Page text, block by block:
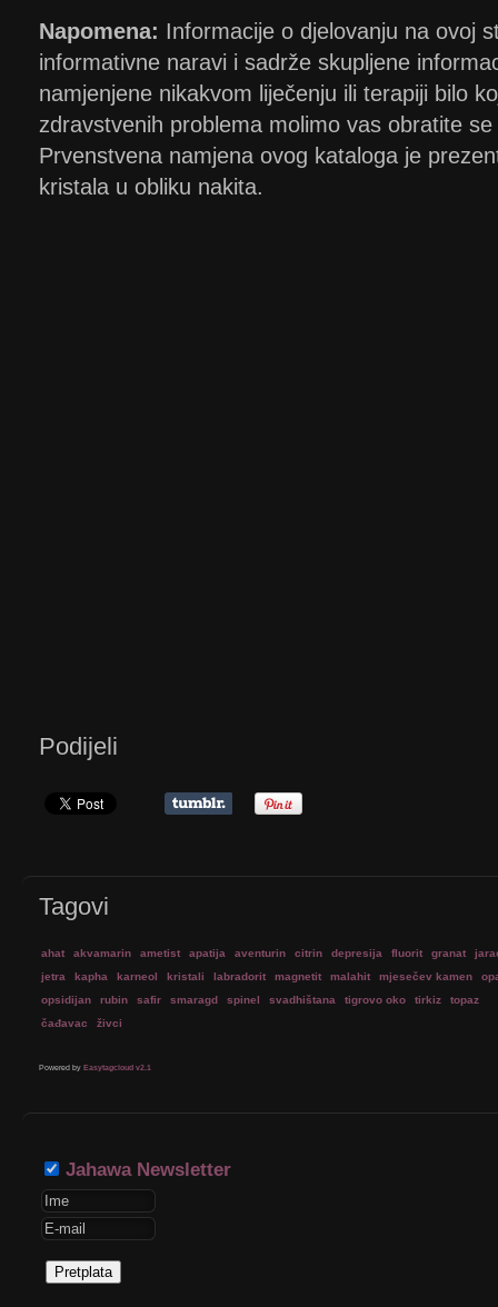
Napomena: Informacije o djelovanju na ovoj
informativne naravi i sadrže skupljene
namjenjene nikakvom liječenju ili terapiji bilo
zdravstvenih problema molimo vas obratite
Prvenstvena namjena ovog kataloga je
kristala u obliku nakita.
Podijeli
Tagovi
ahat akvamarin ametist apatija aventurin citrin depresija fluorit granat
jetra
kapha karneol kristali labradorit magnetit malahit mjesečev kamen
opsidijan
rubin safir smaragd spinel svadhištana tigrovo oko tirkiz
topaz
čađavac
živci
Powered by Easytagcloud v2.1
Jahawa Newsletter